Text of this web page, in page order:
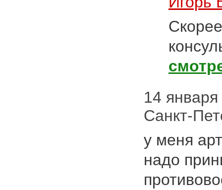
14
Санкт-
у меня
надо